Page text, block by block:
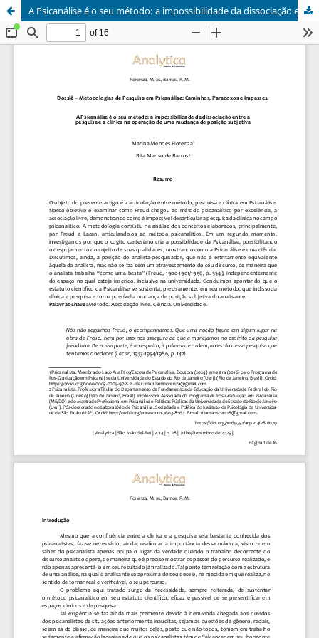
A Psicanálise é o seu método: a impossibilidade da dissociação entre a pesquisa e a clínica na operação de uma mudança de posição subjetiva